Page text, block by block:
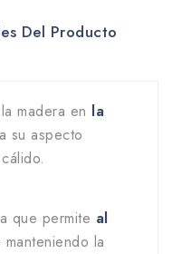
Del Producto
madera en la
su aspecto
que permite al
la